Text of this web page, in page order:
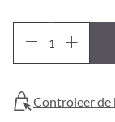
Controleer de